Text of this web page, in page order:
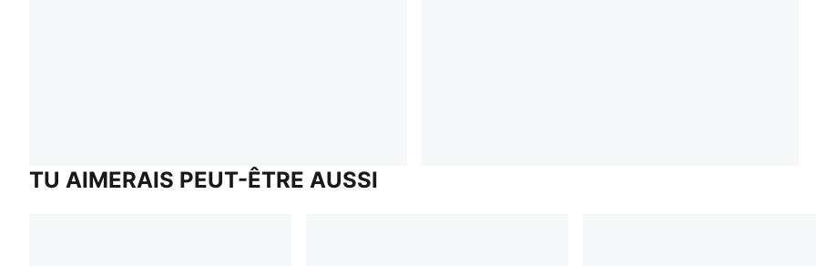
TU AIMERAIS PEUT-ÊTRE AUSSI